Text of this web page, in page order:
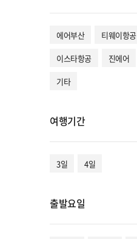
에어부산 티웨이항공
이스타항공
진에어
기타
여행기간
3일 4일
출발요일